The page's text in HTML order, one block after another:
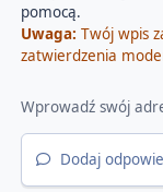
pomocą.
Uwaga: Twój wpis
zatwierdzenia
Dodaj